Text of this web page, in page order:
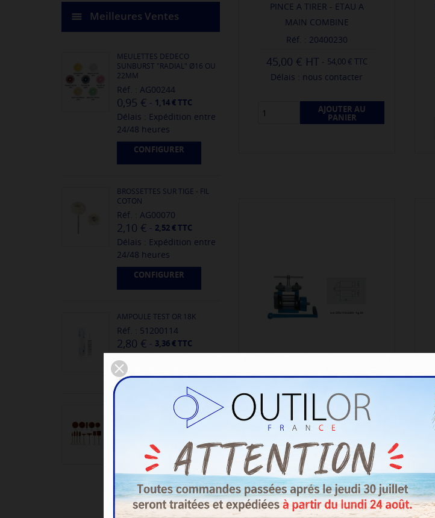
Meilleures Ventes
MEULETTES DEDECO
SUNBURST "RADIAL" Ø16 OU
22MM
Réf. : AG00244
0,95 € - 1,14 € TTC
Délais : Expédition entre
24/48 heures
CONFIGURER
BROSSETTES SUR TIGE - FIL
COTON
Réf. : AG00070
2,10 € - 2,52 € TTC
Délais : Expédition entre
24/48 heures
CONFIGURER
AMPOULE TEST OR 18K
Réf. : 51200114
2,80 € - 3,36 € TTC
Délais : Expédition entre
24/48 heures
MEULETTE POLISSOIRS EVE
ROUGE BRUNS - GRAIN FIN -...
-0,84 € TTC
Délais : Expédition entre
24/48 heures
CONFIGURER
PINCE A TIRER - ETAU A
MAIN COMBINE
Réf. : 20400230
45,00 € - 54,00 € TTC
Délais : nous contacter
AJOUTER AU
PANIER
LAMINOIR EL100 TOUT
SANS...
Réf. : 30200002
1 090,00 € - 1 308,00 €
TTC
Délais : Expédition entre
24/48 heures
AJOUTER AU
PANIER